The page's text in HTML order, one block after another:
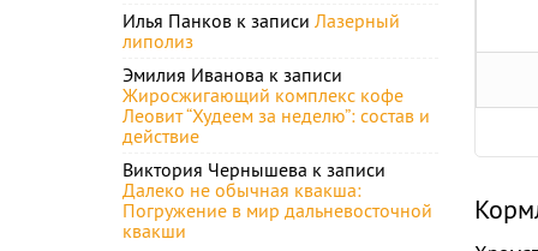
Илья Панков к записи Лазерный
липолиз
Эмилия Иванова к записи
Жиросжигающий комплекс кофе
Леовит “Худеем за неделю”: состав и
действие
Виктория Чернышева к записи
Далеко не обычная квакша:
Погружение в мир дальневосточной
квакши